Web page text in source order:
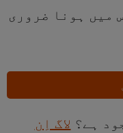
میں ہونا ضروری
ہے؟ لاگ اِن